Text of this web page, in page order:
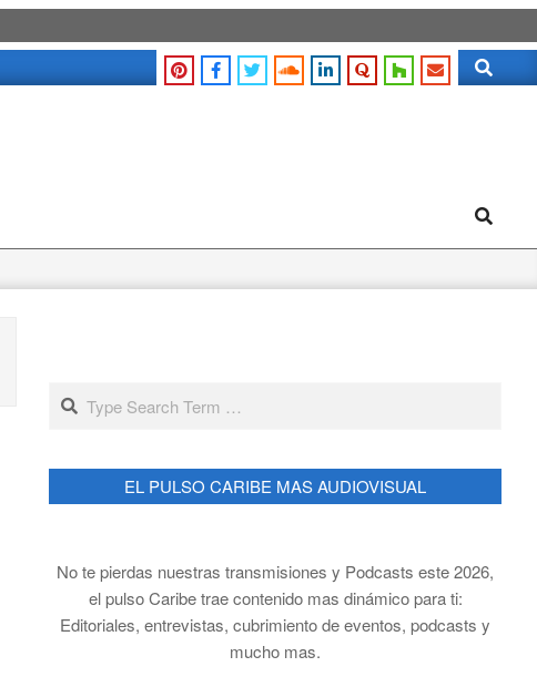
Search
Search
Search
EL PULSO CARIBE MAS AUDIOVISUAL
No te pierdas nuestras transmisiones y Podcasts este 2026,
el pulso Caribe trae contenido mas dinámico para ti:
Editoriales, entrevistas, cubrimiento de eventos, podcasts y
mucho mas.